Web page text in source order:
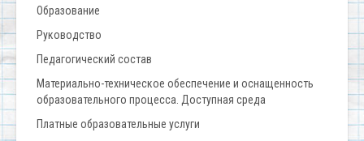
Образование
Руководство
Педагогический состав
Материально-техническое обеспечение и оснащенность
образовательного процесса. Доступная среда
Платные образовательные услуги